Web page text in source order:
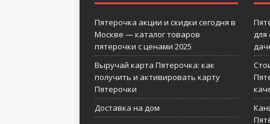
Пятерочка акции и скидки сегодня в
Москве — каталог товаров
пятерочки с ценами 2025
Выручай карта Пятерочка: как
получить и активировать карту
Пятерочки
Доставка на дом
для